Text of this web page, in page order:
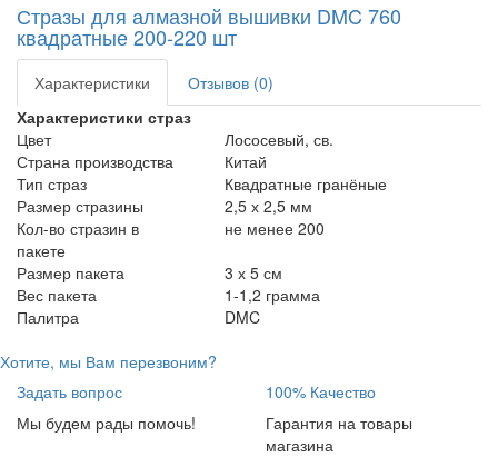
Стразы для алмазной вышивки DMC 760
квадратные 200-220 шт
Характеристики
Отзывов (0)
Характеристики страз
Цвет
Лососевый, св.
Страна производства
Китай
Тип страз
Квадратные гранёные
Размер стразины
2,5 х 2,5 мм
Кол-во стразин в
пакете
не менее 200
Размер пакета
3 х 5 см
Вес пакета
1-1,2 грамма
Палитра
DMC
Хотите, мы Вам перезвоним?
Задать вопрос
Мы будем рады помочь!
100% Качество
Гарантия на товары
магазина